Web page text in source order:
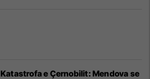
Katastrofa e Çernobilit: Mendova se